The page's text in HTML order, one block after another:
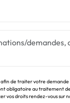
afin de traiter votre
obligatoire au traitement
vos droits rendez-vous sur